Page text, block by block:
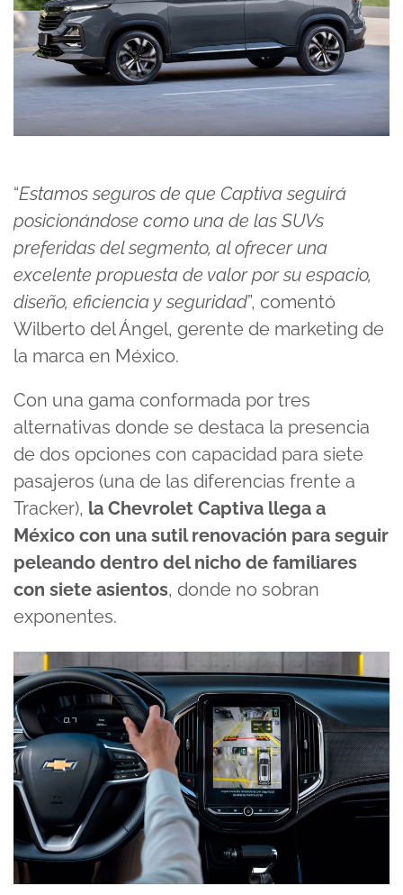
“Estamos seguros de que Captiva seguirá
posicionándose como una de las SUVs
preferidas del segmento, al ofrecer una
excelente propuesta de valor por su espacio,
diseño, eficiencia y seguridad”, comentó
Wilberto del Ángel, gerente de marketing de
la marca en México.
Con una gama conformada por tres
alternativas donde se destaca la presencia
de dos opciones con capacidad para siete
pasajeros (una de las diferencias frente a
Tracker), la Chevrolet Captiva llega a
México con una sutil renovación para seguir
peleando dentro del nicho de familiares
con siete asientos, donde no sobran
exponentes.